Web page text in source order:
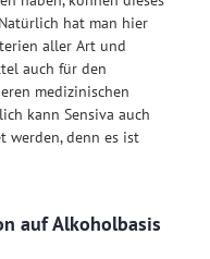
hat man hier
aller Art und
auch für den
medizinischen
kann Sensiva auch
werden, denn es ist
auf Alkoholbasis